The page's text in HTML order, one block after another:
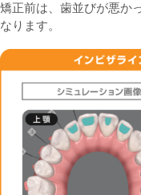
矯正前は、歯並びが悪か
なります。